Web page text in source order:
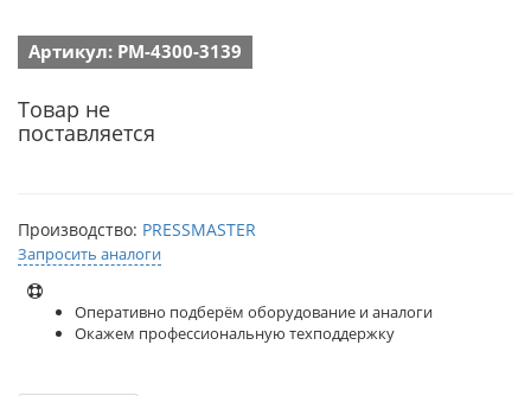
Артикул: PM-4300-3139
Товар не
поставляется
Производство: PRESSMASTER
Запросить аналоги
Оперативно подберём оборудование и аналоги
Окажем профессиональную техподдержку